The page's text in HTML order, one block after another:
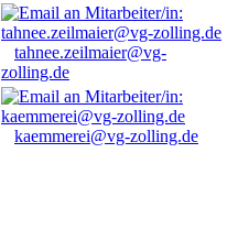
tahnee.zeilmaier@vg-
zolling.de
kaemmerei@vg-zolling.de